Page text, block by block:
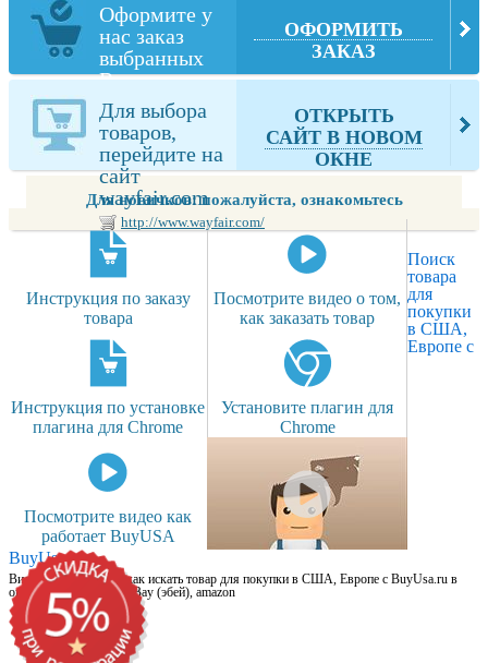
Оформите у
нас заказ
выбранных
Вами товаров
из wayfair.com
ОФОРМИТЬ
ЗАКАЗ
Для выбора
товаров,
перейдите на
сайт
wayfair.com
http://www.wayfair.com/
ОТКРЫТЬ
САЙТ В НОВОМ
ОКНЕ
Для новичков: пожалуйста, ознакомьтесь
Инструкция по заказу
товара
Посмотрите видео о том,
как заказать товар
Инструкция по установке
плагина для Chrome
Установите плагин для
Chrome
Посмотрите видео как
работает BuyUSA
Поиск
товара
для
покупки
в США,
Европе с
BuyUsa.ru
Видео для новичков: как искать товар для покупки в США, Европе с BuyUsa.ru в
онлайн магазинах, на eBay (эбей), amazon